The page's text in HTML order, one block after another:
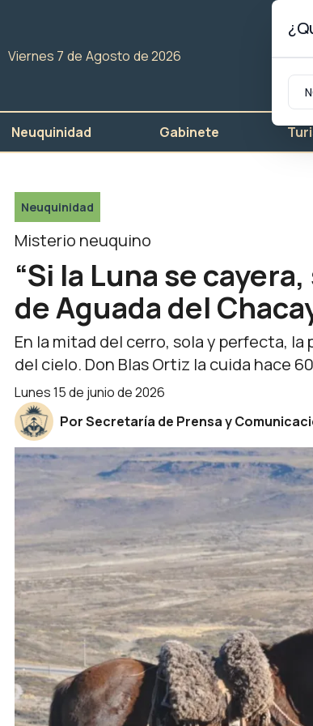
Viernes 7 de Agosto de 2026
Neuquinidad Gabinete
Neuquinidad
Misterio neuquino
“Si la Luna se
de Aguada del
En la mitad del cerro, sola y perfecta,
del cielo. Don Blas Ortiz la cuida hace
lunes 15 de junio de 2026
Por Secretaría de Prensa y